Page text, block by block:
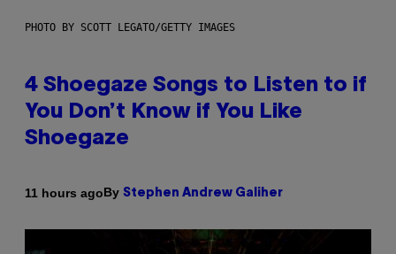
PHOTO BY SCOTT LEGATO/GETTY IMAGES
4 Shoegaze Songs to Listen to if
You Don’t Know if You Like
Shoegaze
11 hours agoBy Stephen Andrew Galiher